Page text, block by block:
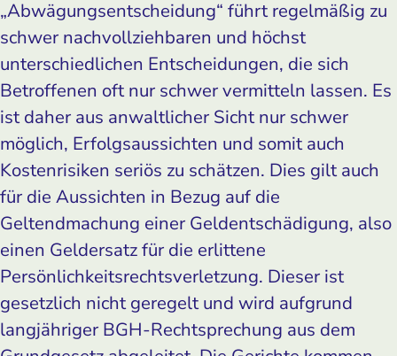
„Abwägungsentscheidung“ führt regelmäßig zu
schwer nachvollziehbaren und höchst
unterschiedlichen Entscheidungen, die sich
Betroffenen oft nur schwer vermitteln lassen. Es
ist daher aus anwaltlicher Sicht nur schwer
möglich, Erfolgsaussichten und somit auch
Kostenrisiken seriös zu schätzen. Dies gilt auch
für die Aussichten in Bezug auf die
Geltendmachung einer Geldentschädigung, also
einen Geldersatz für die erlittene
Persönlichkeitsrechtsverletzung. Dieser ist
gesetzlich nicht geregelt und wird aufgrund
langjähriger BGH-Rechtsprechung aus dem